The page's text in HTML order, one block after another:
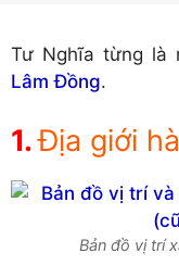
Tư Nghĩa từng là
Lâm Đồng.
Địa giới
Bản đồ vị trí